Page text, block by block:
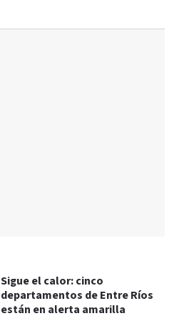
Sigue el calor: cinco
departamentos de Entre Ríos
están en alerta amarilla